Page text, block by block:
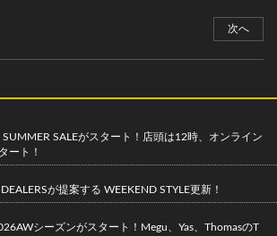
次へ
SALEがスタート！店頭は12時、オンライン
ート！
が提案する WEEKEND STYLE更新！
シーズンがスタート！Megu、Yas、ThomasのT